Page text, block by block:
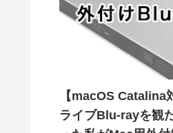
【macOS Catalina
ライブBlu-rayを観